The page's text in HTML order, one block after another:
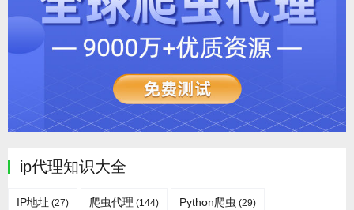
ip代理知识大全
IP地址 (27) 爬虫代理 (144) Python爬虫 (29)